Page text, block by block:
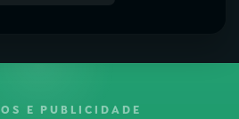
E PUBLICIDADE